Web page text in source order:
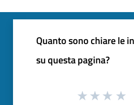
Quanto sono chiare le
su questa pagina?